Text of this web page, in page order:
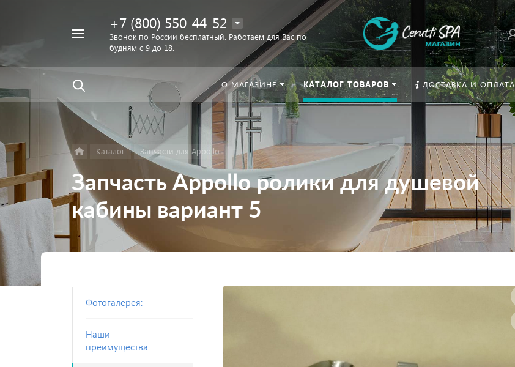
унитаз
+7 (800) 550-44-52
Звонок по России бесплатный. Работаем для Вас по
будням с 9 до 18.
О МАГАЗИНЕ КАТАЛОГ ТОВАРОВ ДОСТАВКА И ОПЛАТА
Каталог Запчасти для Appollo
Запчасть Appollo ролики для душевой
кабины вариант 5
Фотогалерея:
Наши
преимущества